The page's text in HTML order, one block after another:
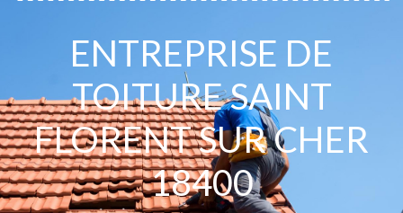
ENTREPRISE DE
TOITURE SAINT
FLORENT SUR CHER
18400